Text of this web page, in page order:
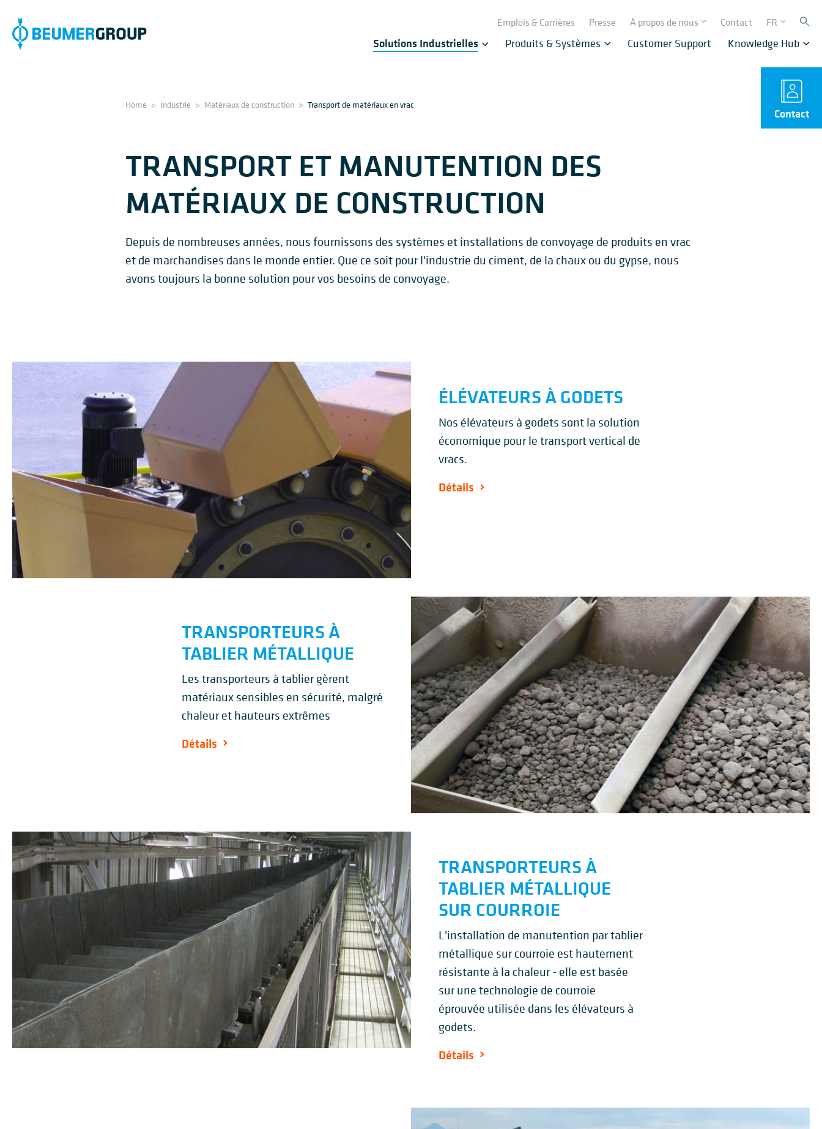
Emplois & Carrières Presse À propos de nous Contact FR
Solutions Industrielles Produits & Systèmes Customer Support Knowledge Hub
Contact
Home > Industrie > Matériaux de construction > Transport de matériaux en vrac
TRANSPORT ET MANUTENTION DES
MATÉRIAUX DE CONSTRUCTION
Depuis de nombreuses années, nous fournissons des systèmes et installations de convoyage de produits en vrac
et de marchandises dans le monde entier. Que ce soit pour l'industrie du ciment, de la chaux ou du gypse, nous
avons toujours la bonne solution pour vos besoins de convoyage.
ÉLÉVATEURS À GODETS
Nos élévateurs à godets sont la solution
économique pour le transport vertical de
vracs.
Détails
TRANSPORTEURS À
TABLIER MÉTALLIQUE
Les transporteurs à tablier gèrent
matériaux sensibles en sécurité, malgré
chaleur et hauteurs extrêmes
Détails
TRANSPORTEURS À
TABLIER MÉTALLIQUE
SUR COURROIE
L'installation de manutention par tablier
métallique sur courroie est hautement
résistante à la chaleur - elle est basée
sur une technologie de courroie
éprouvée utilisée dans les élévateurs à
godets.
Détails